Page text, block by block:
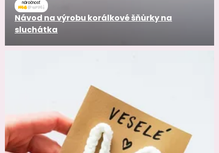
náročnosť
Návod na výrobu korálkové šňůrky na
sluchátka